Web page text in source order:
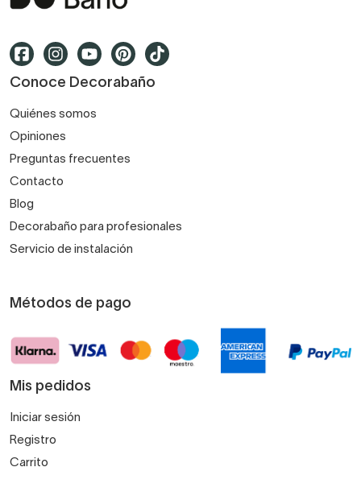
Conoce Decorabaño
Quiénes somos
Opiniones
Preguntas frecuentes
Contacto
Blog
Decorabaño para profesionales
Servicio de instalación
Métodos de pago
Mis pedidos
Iniciar sesión
Registro
Carrito